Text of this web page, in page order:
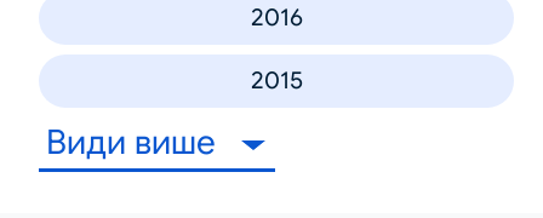
2016
2015
Види више